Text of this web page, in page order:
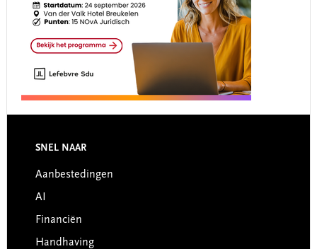
Footer
SNEL NAAR
Aanbestedingen
AI
Financiën
Handhaving